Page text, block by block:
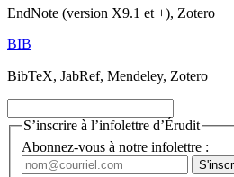
EndNote (version X9.1 et +), Zotero
BIB
BibTeX, JabRef, Mendeley, Zotero
S’inscrire à l’infolettre d’Érudit
Abonnez-vous à notre infolettre :